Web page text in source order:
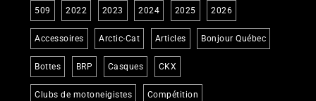
509 2022 2023 2024 2025 2026
Accessoires Arctic-Cat Articles Bonjour Québec
Bottes BRP Casques CKX
Clubs de motoneigistes Compétition